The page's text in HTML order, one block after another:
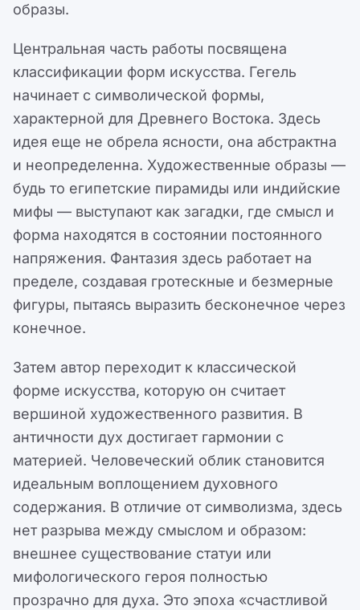
образы.
Центральная часть работы посвящена
классификации форм искусства. Гегель
начинает с символической формы,
характерной для Древнего Востока. Здесь
идея еще не обрела ясности, она абстрактна
и неопределенна. Художественные образы —
будь то египетские пирамиды или индийские
мифы — выступают как загадки, где смысл и
форма находятся в состоянии постоянного
напряжения. Фантазия здесь работает на
пределе, создавая гротескные и безмерные
фигуры, пытаясь выразить бесконечное через
конечное.
Затем автор переходит к классической
форме искусства, которую он считает
вершиной художественного развития. В
античности дух достигает гармонии с
материей. Человеческий облик становится
идеальным воплощением духовного
содержания. В отличие от символизма, здесь
нет разрыва между смыслом и образом:
внешнее существование статуи или
мифологического героя полностью
прозрачно для духа. Это эпоха «счастливой